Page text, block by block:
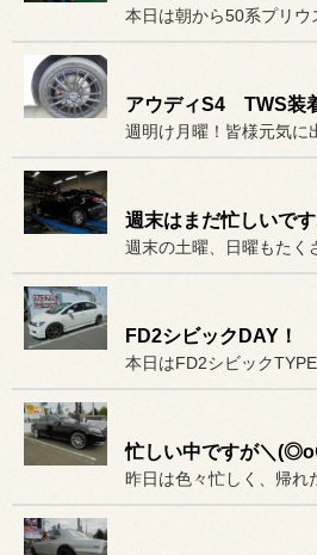
アウディS4 TWS装
週明け月曜！皆様元気に
週末はまだ忙しいで
FD2シビックDAY！
本日はFD2シビック
忙しい中ですが＼
昨日は色々忙しく、帰れ